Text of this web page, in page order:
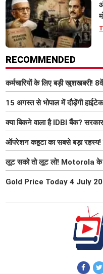
RECOMMENDED
कर्मचारियों के लिए बड़ी खुशखबरी!
15 अगस्त से भोपाल में दौड़ेंगी हाईटेक
Fi समेत आधुनिक सुविधा
क्या बिकने वाला है IDBI बैंक?
बढ़ी हलचल
ऑपरेशन कहूटा का सबसे बड़ा रहस्य!
गया था भारत का गुप्त मिशन?
लूट सको तो लूट लो! Motorola के
₹7000 तक हुए सस्ते, 6 जुलाई तक
Gold Price Today 4 July